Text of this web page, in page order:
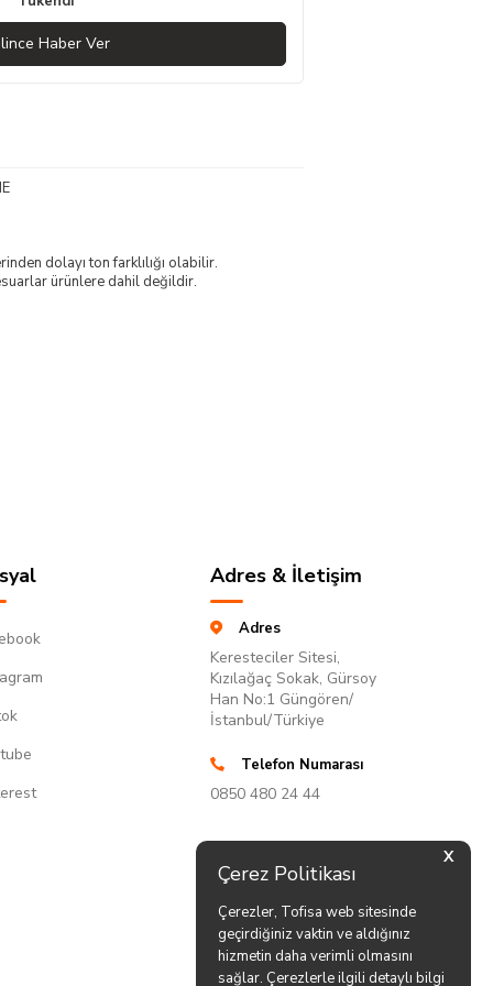
X
Çerez Politikası
Çerezler, Tofisa web sitesinde
geçirdiğiniz vaktin ve aldığınız
hizmetin daha verimli olmasını
sağlar. Çerezlerle ilgili detaylı bilgi
Haber Ver
dolayı ton farklılığı olabilir.
ürünlere dahil değildir.
Adres & İletişim
Adres
Keresteciler Sitesi,
Kızılağaç Sokak, Gürsoy
Han No:1 Güngören/
İstanbul/Türkiye
Telefon Numarası
0850 480 24 44